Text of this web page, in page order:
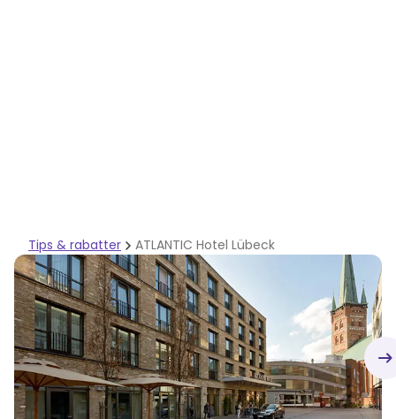
Tips & rabatter ATLANTIC Hotel Lübeck